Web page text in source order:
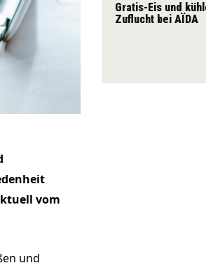
vom
und
Gratis-Eis und
Zuflucht bei AÏDA